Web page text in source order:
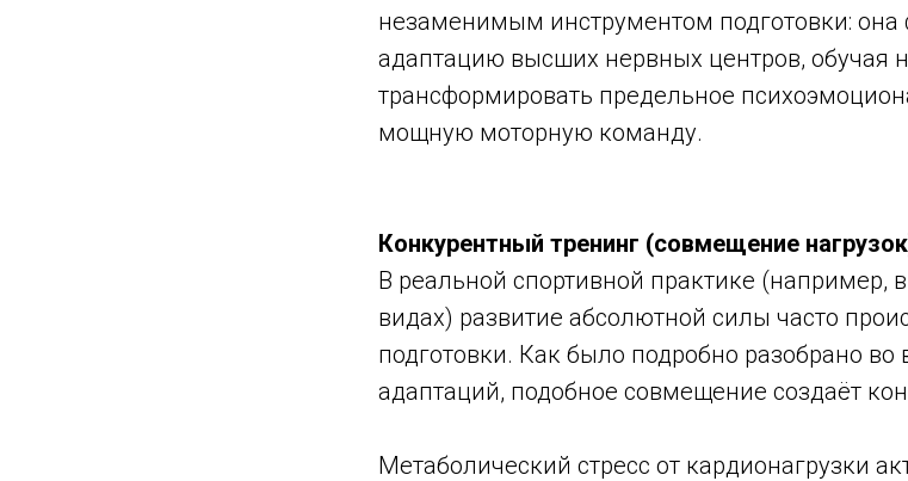
незаменимым инструментом подготовки: она
адаптацию высших нервных центров, обучая
трансформировать предельное
мощную моторную команду.
Конкурентный тренинг (совмещение
В реальной спортивной практике (например,
видах) развитие абсолютной силы часто
подготовки. Как было подробно разобрано
адаптаций, подобное совмещение создаёт
Метаболический стресс от кардионагрузки